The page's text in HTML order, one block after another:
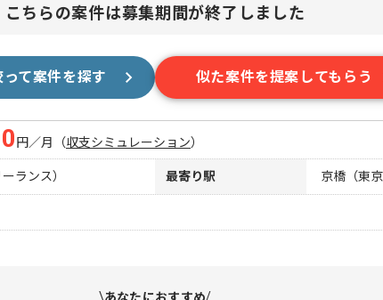
こちらの案件は募集期間が終了しました
て案件を探す 似た案件を提案してもらう
円／月 （収支シミュレーション）
ランス） 最寄り駅 京橋（東京